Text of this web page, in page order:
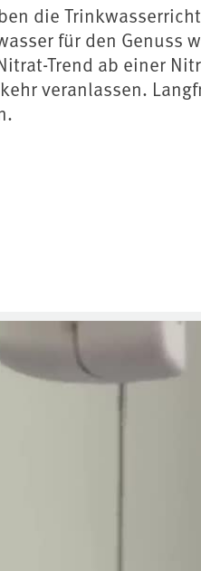
die
für den Genuss
Trend ab einer
veranlassen.